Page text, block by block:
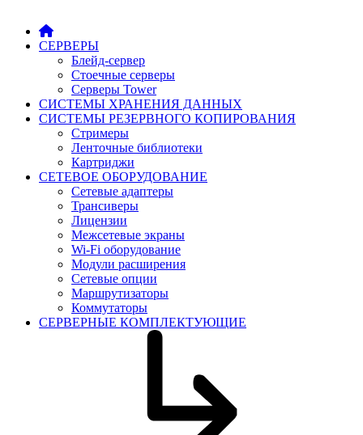
СЕРВЕРЫ
Блейд-сервер
Стоечные серверы
Серверы Tower
СИСТЕМЫ ХРАНЕНИЯ ДАННЫХ
СИСТЕМЫ РЕЗЕРВНОГО КОПИРОВАНИЯ
Стримеры
Ленточные библиотеки
Картриджи
СЕТЕВОЕ ОБОРУДОВАНИЕ
Сетевые адаптеры
Трансиверы
Лицензии
Межсетевые экраны
Wi-Fi оборудование
Модули расширения
Сетевые опции
Маршрутизаторы
Коммутаторы
СЕРВЕРНЫЕ КОМПЛЕКТУЮЩИЕ